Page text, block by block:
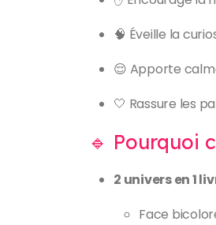
🧠 Éveille la
😌 Apporte
🤍 Rassure les
🔹 Pourquoi
2 univers en 1
Face